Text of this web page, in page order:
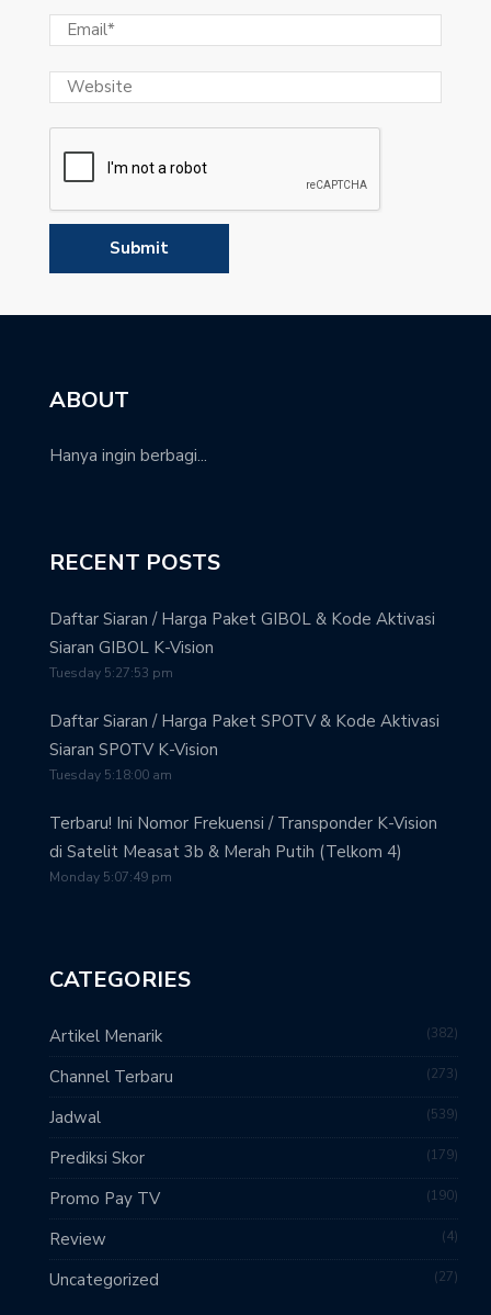
ABOUT
Hanya ingin berbagi...
RECENT POSTS
Daftar Siaran / Harga Paket GIBOL & Kode Aktivasi
Siaran GIBOL K-Vision
Tuesday 5:27:53 pm
Daftar Siaran / Harga Paket SPOTV & Kode Aktivasi
Siaran SPOTV K-Vision
Tuesday 5:18:00 am
Terbaru! Ini Nomor Frekuensi / Transponder K-Vision
di Satelit Measat 3b & Merah Putih (Telkom 4)
Monday 5:07:49 pm
CATEGORIES
Artikel Menarik 382
Channel Terbaru 273
Jadwal 539
Prediksi Skor 179
Promo Pay TV 190
Review 4
Uncategorized 27